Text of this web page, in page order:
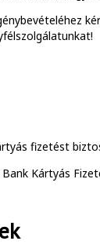
fizetést